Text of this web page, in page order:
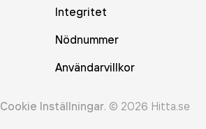
Integritet
Nödnummer
Användarvillkor
Cookie Inställningar. © 2026 Hitta.se